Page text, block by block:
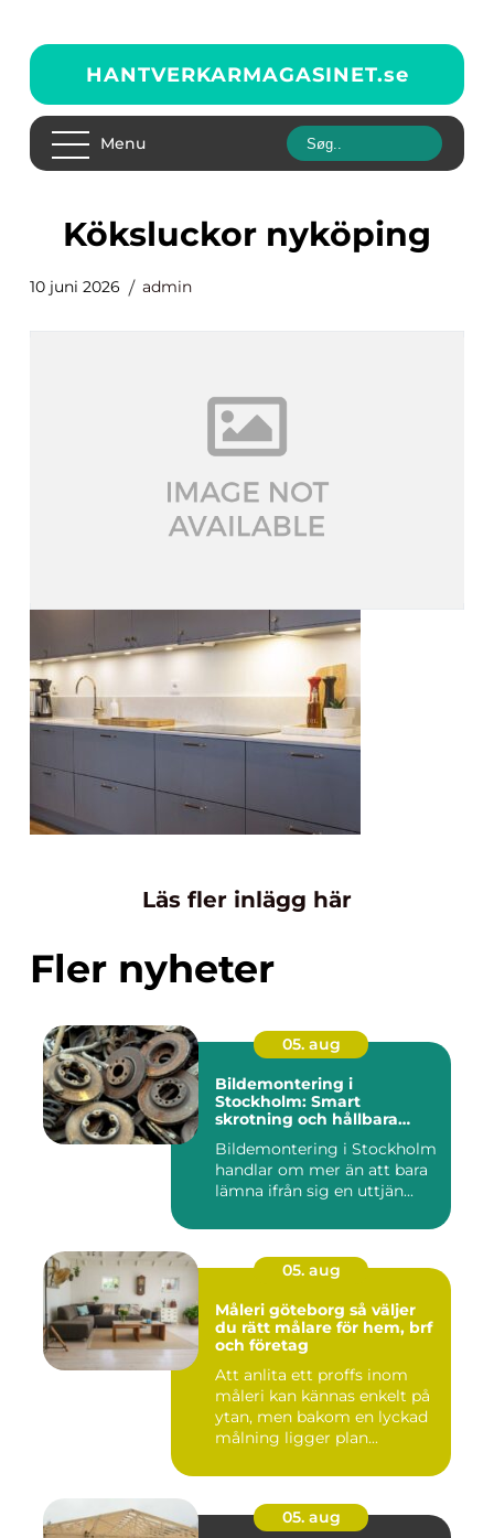
HANTVERKARMAGASINET.se
Menu
Köksluckor nyköping
10 juni 2026 admin
Läs fler inlägg här
Fler nyheter
05. aug
Bildemontering i
Stockholm: Smart
skrotning och hållbara
Bildemontering i Stockholm
handlar om mer än att bara
lämna ifrån sig en uttjän...
05. aug
Måleri göteborg så väljer
du rätt målare för hem, brf
och företag
Att anlita ett proffs inom
måleri kan kännas enkelt på
ytan, men bakom en lyckad
målning ligger plan...
05. aug